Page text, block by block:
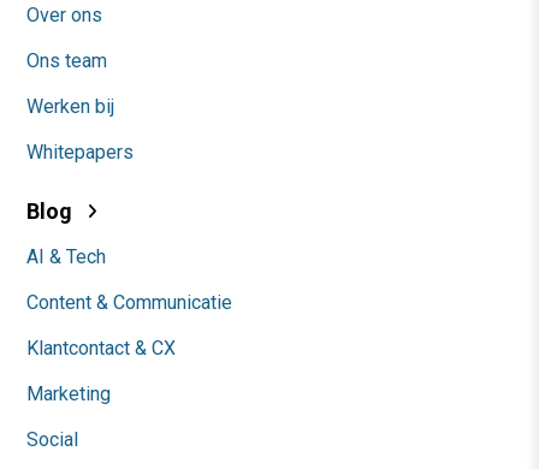
Over ons
Ons team
Werken bij
Whitepapers
Blog
AI & Tech
Content & Communicatie
Klantcontact & CX
Marketing
Social